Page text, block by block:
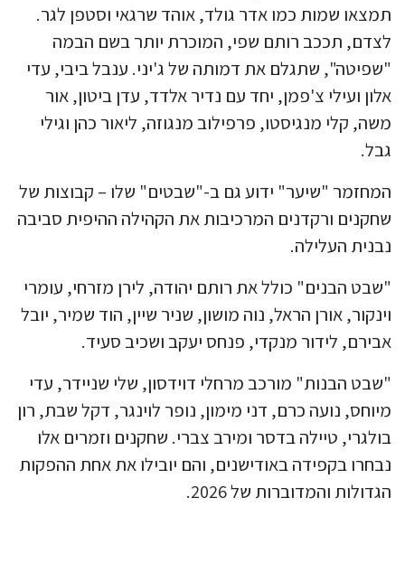
תמצאו שמות כמו אדר גולד, אוהד שרגאי וסטפן לגר.
לצדם, תככב רותם שפי, המוכרת יותר בשם הבמה
"שפיטה", שתגלם את דמותה של ג'יני. ענבל ביבי, עדי
אלון ועילי צ'פמן, יחד עם נדיר אלדד, עדן ביטון, אור
משה, קלי מנגיסטו, פרפילוב מנגוזה, ליאור כהן וגילי
גבל.
המחזמר "שיער" ידוע גם ב-"שבטים" שלו – קבוצות של
שחקנים ורקדנים המרכיבות את הקהילה ההיפית סביבה
נבנית העלילה.
"שבט הבנים" כולל את רותם יהודה, לירן מזרחי, עומרי
וינקור, אורן הראל, נוה מושון, שניר שיין, הוד שמיר, יובל
אבירם, לידור מנקדי, פנחס יעקב ושכיב סעיד.
"שבט הבנות" מורכב מרחלי דוידסון, שלי שניידר, עדי
מיוחס, נועה כרם, דני מימון, נופר לוינגר, דקל שבת, רון
בולגרי, טיילה בדסר ומירב צברי. שחקנים וזמרים אלו
נבחרו בקפידה באודישנים, והם יובילו את אחת ההפקות
הגדולות והמדוברות של 2026.